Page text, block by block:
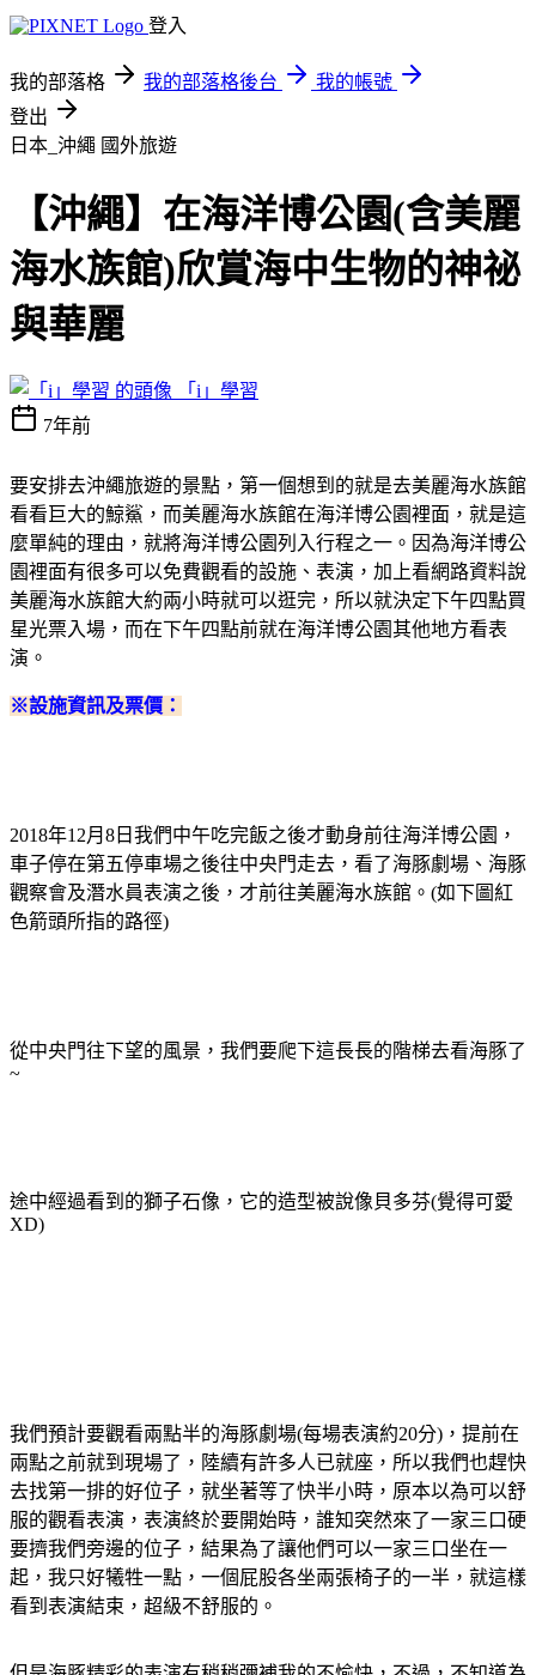
登入
我的部落格 我的部落格後台
我的帳號
登出
日本_沖繩 國外旅遊
【沖繩】在海洋博公園(含美麗
海水族館)欣賞海中生物的神祕
與華麗
「i」學習
7年前
要安排去沖繩旅遊的景點，第一個想到的就是去美麗海水族館
看看巨大的鯨鯊，而美麗海水族館在海洋博公園裡面，就是這
麼單純的理由，就將海洋博公園列入行程之一。因為海洋博公
園裡面有很多可以免費觀看的設施、表演，加上看網路資料說
美麗海水族館大約兩小時就可以逛完，所以就決定下午四點買
星光票入場，而在下午四點前就在海洋博公園其他地方看表
演。
※設施資訊及票價：
2018年12月8日我們中午吃完飯之後才動身前往海洋博公園，
車子停在第五停車場之後往中央門走去，看了海豚劇場、海豚
觀察會及潛水員表演之後，才前往美麗海水族館。(如下圖紅
色箭頭所指的路徑)
從中央門往下望的風景，我們要爬下這長長的階梯去看海豚了
~
途中經過看到的獅子石像，它的造型被說像貝多芬(覺得可愛
XD)
我們預計要觀看兩點半的海豚劇場(每場表演約20分)，提前在
兩點之前就到現場了，陸續有許多人已就座，所以我們也趕快
去找第一排的好位子，就坐著等了快半小時，原本以為可以舒
服的觀看表演，表演終於要開始時，誰知突然來了一家三口硬
要擠我們旁邊的位子，結果為了讓他們可以一家三口坐在一
起，我只好犧牲一點，一個屁股各坐兩張椅子的一半，就這樣
看到表演結束，超級不舒服的。